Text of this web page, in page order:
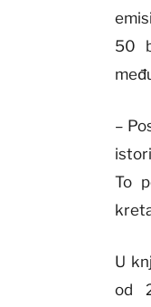
50
–
To
U
od